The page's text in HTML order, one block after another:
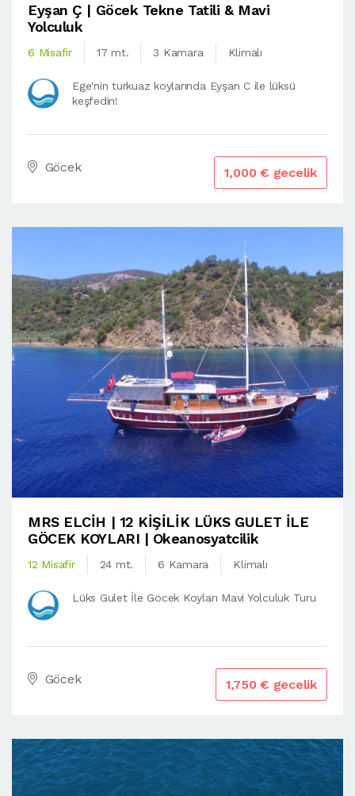
Eyşan Ç | Göcek Tekne Tatili & Mavi
Yolculuk
6 Misafir 17 mt. 3 Kamara Klimalı
Ege'nin turkuaz koylarında Eyşan C ile lüksü
keşfedin!
Göcek 1,000 € gecelik
MRS ELCİH | 12 KİŞİLİK LÜKS GULET İLE
GÖCEK KOYLARI | Okeanosyatcilik
12 Misafir 24 mt. 6 Kamara Klimalı
Lüks Gulet İle Göcek Koyları Mavi Yolculuk Turu
Göcek 1,750 € gecelik